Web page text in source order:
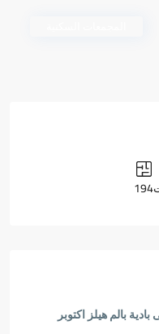
194
بالم هيلز اكتوبر